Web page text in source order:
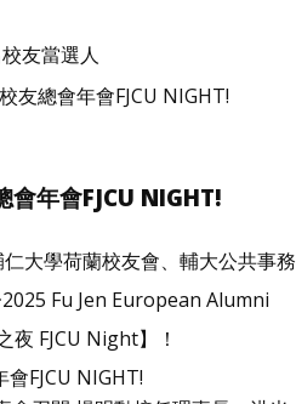
友當選人
會年會FJCU NIGHT!
大學荷蘭校友會、輔大公共事務
Fu Jen European Alumni
FJCU Night】！
FJCU NIGHT!